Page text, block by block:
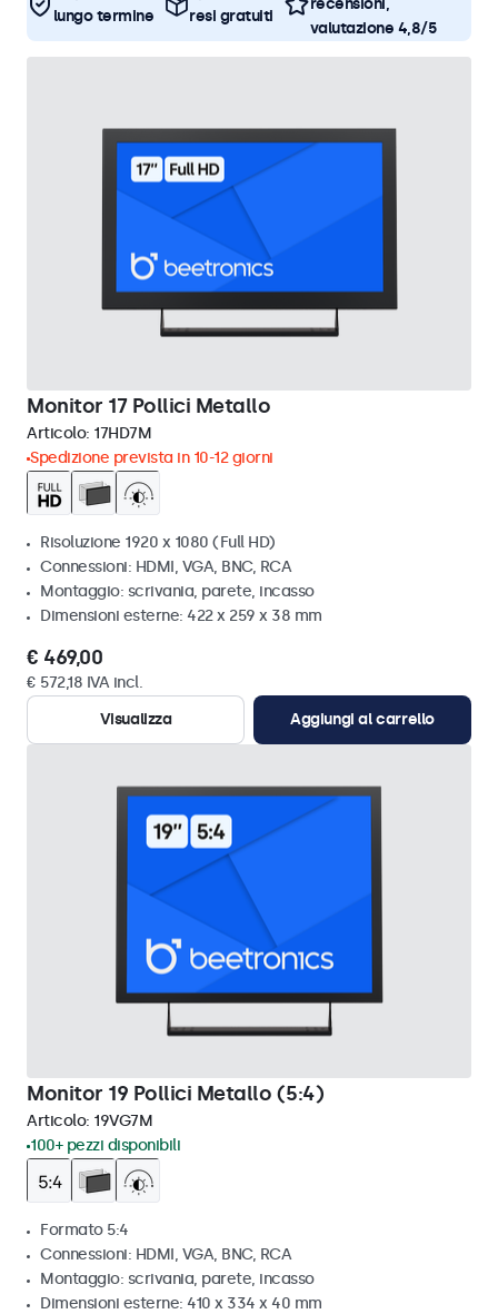
lungo termine
resi gratuiti
recensioni,
valutazione 4,8/5
Monitor 17 Pollici Metallo
Articolo: 17HD7M
Spedizione prevista in 10-12 giorni
Risoluzione 1920 x 1080 (Full HD)
Connessioni: HDMI, VGA, BNC, RCA
Montaggio: scrivania, parete, incasso
Dimensioni esterne: 422 x 259 x 38 mm
€ 469,00
€ 572,18 IVA incl.
Visualizza
Aggiungi al carrello
Monitor 19 Pollici Metallo (5:4)
Articolo: 19VG7M
100+ pezzi disponibili
Formato 5:4
Connessioni: HDMI, VGA, BNC, RCA
Montaggio: scrivania, parete, incasso
Dimensioni esterne: 410 x 334 x 40 mm